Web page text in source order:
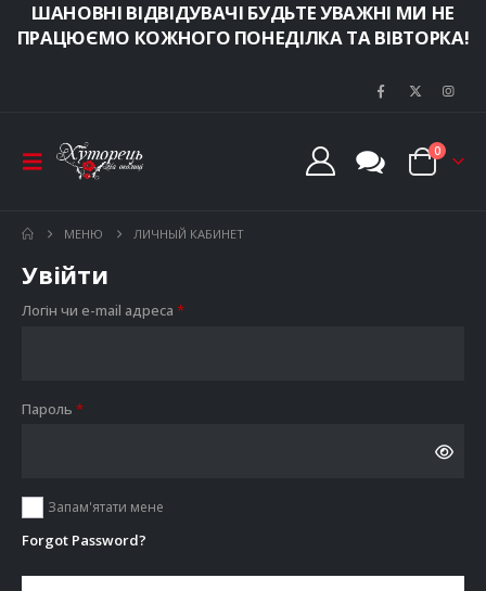
ШАНОВНІ ВІДВІДУВАЧІ БУДЬТЕ УВАЖНІ МИ НЕ
ПРАЦЮЄМО КОЖНОГО ПОНЕДІЛКА ТА ВІВТОРКА!
0
МЕНЮ ЛИЧНЫЙ КАБИНЕТ
Увійти
Логін чи e-mail адреса *Обов’язкове
Пароль *Обов’язкове
Запам'ятати мене
Forgot Password?